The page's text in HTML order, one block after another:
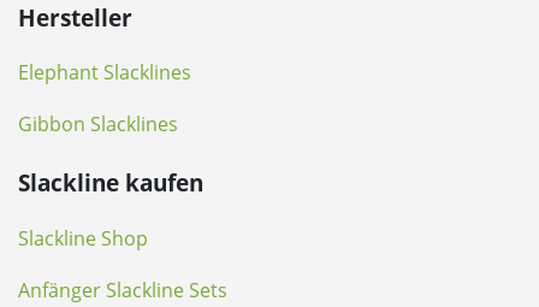
Hersteller
Elephant Slacklines
Gibbon Slacklines
Slackline kaufen
Slackline Shop
Anfänger Slackline Sets